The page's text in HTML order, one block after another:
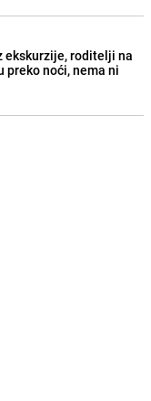
ekskurzije, roditelji na
preko noći, nema ni